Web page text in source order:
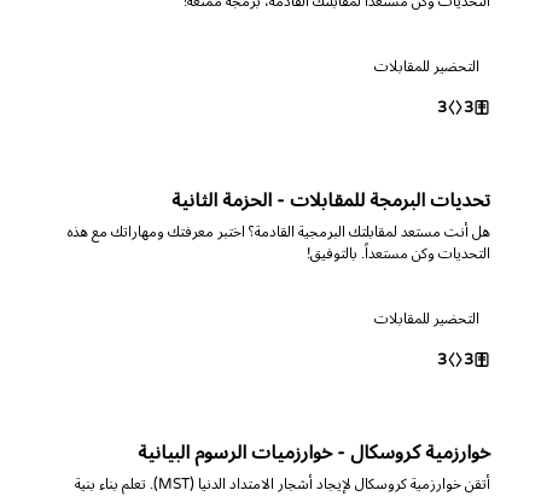
التحضير للمقابلات
3
3
تحديات البرمجة للمقابلات - الحزمة الثانية
هل أنت مستعد لمقابلتك البرمجية القادمة؟ اختبر معرفتك ومهاراتك مع هذه
التحديات وكن مستعداً. بالتوفيق!
التحضير للمقابلات
3
3
خوارزمية كروسكال - خوارزميات الرسوم البيانية
أتقن خوارزمية كروسكال لإيجاد أشجار الامتداد الدنيا (MST). تعلم بناء بنية